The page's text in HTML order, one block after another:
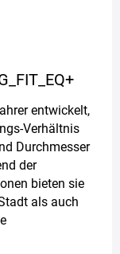
entwickelt,
Verhältnis
Durchmesser
der
bieten sie
als auch